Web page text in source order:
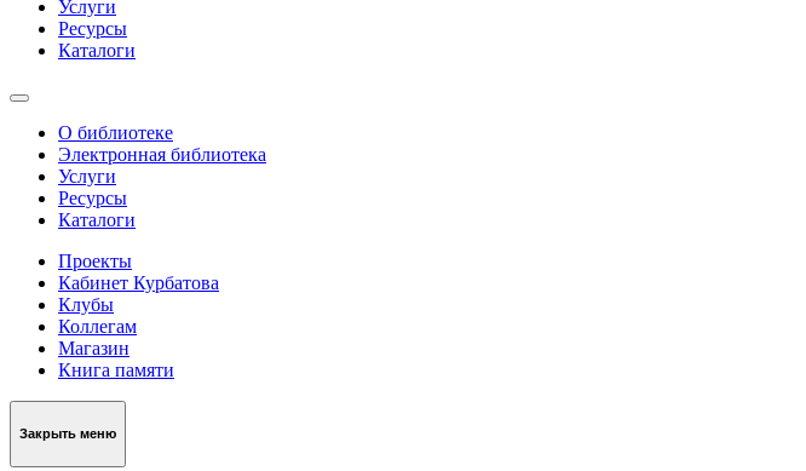
Услуги
Ресурсы
Каталоги
О библиотеке
Электронная библиотека
Услуги
Ресурсы
Каталоги
Проекты
Кабинет Курбатова
Клубы
Коллегам
Магазин
Книга памяти
Закрыть меню